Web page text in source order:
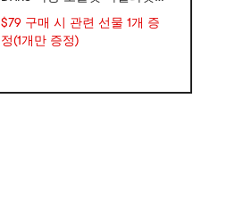
46g
$79 구매 시 관련 선물 1개 증
정(1개만 증정)